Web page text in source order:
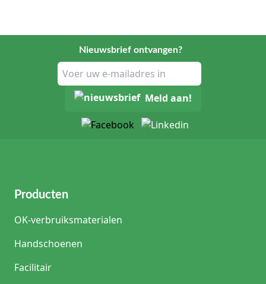
Nieuwsbrief ontvangen?
Meld aan!
Producten
OK-verbruiksmaterialen
Handschoenen
Facilitair